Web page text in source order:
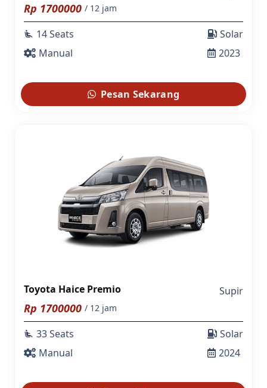
Rp 1700000 / 12 jam
airline_seat_recline_extra 14 Seats
Manual
Solar
2023
Pesan Sekarang
Toyota Haice Premio Supir
Rp 1700000 / 12 jam
airline_seat_recline_extra 33 Seats
Manual
Solar
2024